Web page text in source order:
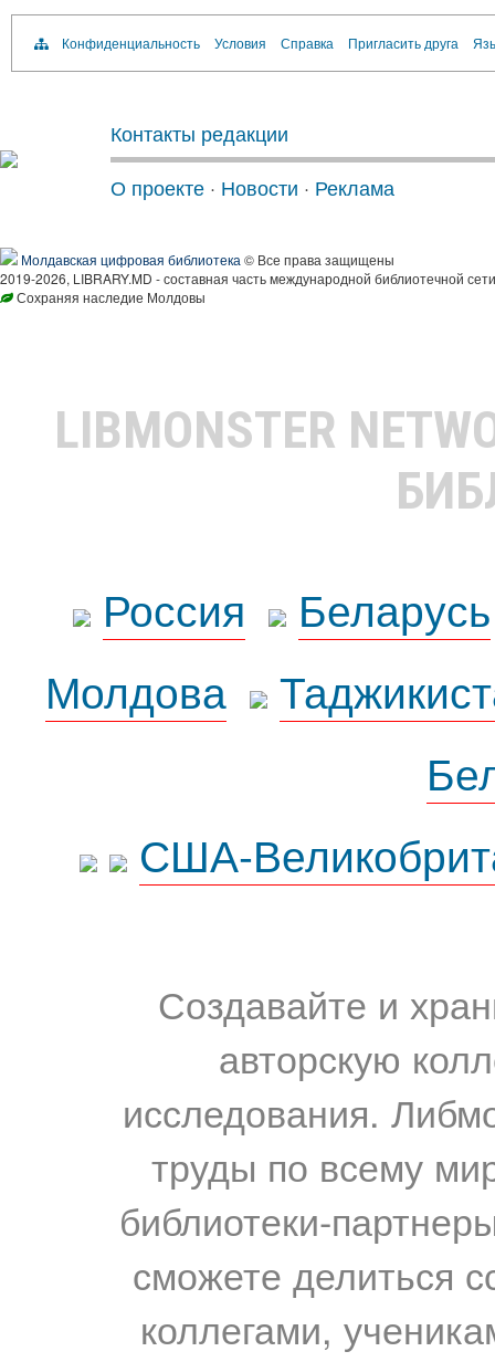
Конфиденциальность Условия Справка Пригласить друга
Контакты редакции
О проекте · Новости · Реклама
Молдавская цифровая библиотека © Все права защищены
2019-2026, LIBRARY.MD - составная часть международной библиотечной
Сохраняя наследие Молдовы
LIBMONSTER
Россия
Беларусь
Молдова
США-
Создавайте и
авторскую
исследования.
труды по всему
библиотеки-
сможете делиться
коллегами,